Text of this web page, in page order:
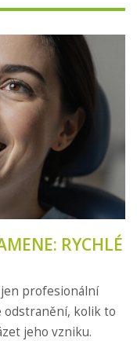
RYCHLÉ
profesionální
odstranění, kolik to
jeho vzniku.